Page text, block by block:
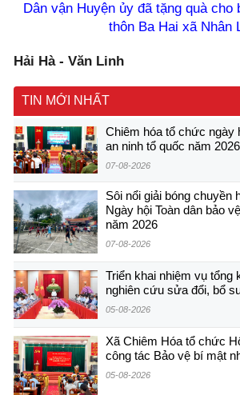
Dân vận Huyện ủy đã tặng quà cho
thôn Ba Hai xã Nhân
Hải Hà - Văn Linh
TIN MỚI NHẤT
Chiêm hóa tổ chức ngày
an ninh tổ quốc năm 2026
07-08-2026
Sôi nổi giải bóng chuyền
Ngày hội Toàn dân bảo
năm 2026
07-08-2026
Triển khai nhiệm vụ tổng
nghiên cứu sửa đổi, bổ
05-08-2026
Xã Chiêm Hóa tổ chức
công tác Bảo vệ bí mật
05-08-2026